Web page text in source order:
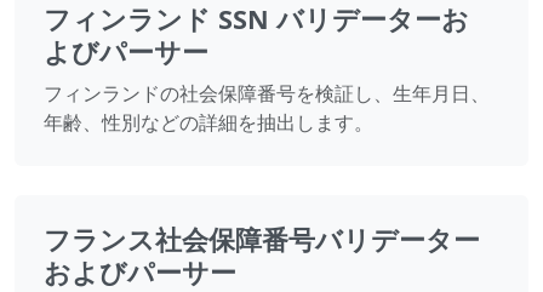
フィンランド SSN バリデーターお
よびパーサー
フィンランドの社会保障番号を検証し、生年月日、
年齢、性別などの詳細を抽出します。
フランス社会保障番号バリデーター
およびパーサー